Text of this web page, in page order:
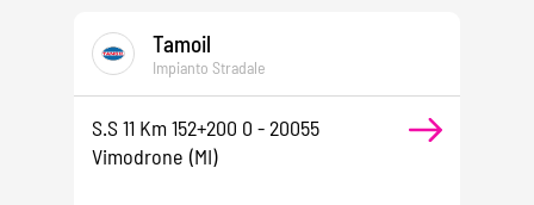
Tamoil
Impianto Stradale
S.s 11 Km 152+200 0 - 20055
Vimodrone (MI)